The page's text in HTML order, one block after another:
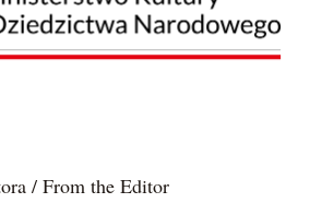
/ From the Editor